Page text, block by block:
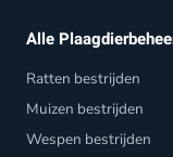
Alle
Ratten bestrijden
Muizen bestrijden
Wespen bestrijden